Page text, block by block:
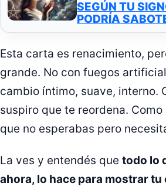
SEGÚN TU
PODRÍA
Esta carta es renacimiento,
grande. No con fuegos
cambio íntimo, suave, interno.
suspiro que te reordena.
que no esperabas pero
La ves y entendés que todo lo
ahora, lo hace para mostrar tu